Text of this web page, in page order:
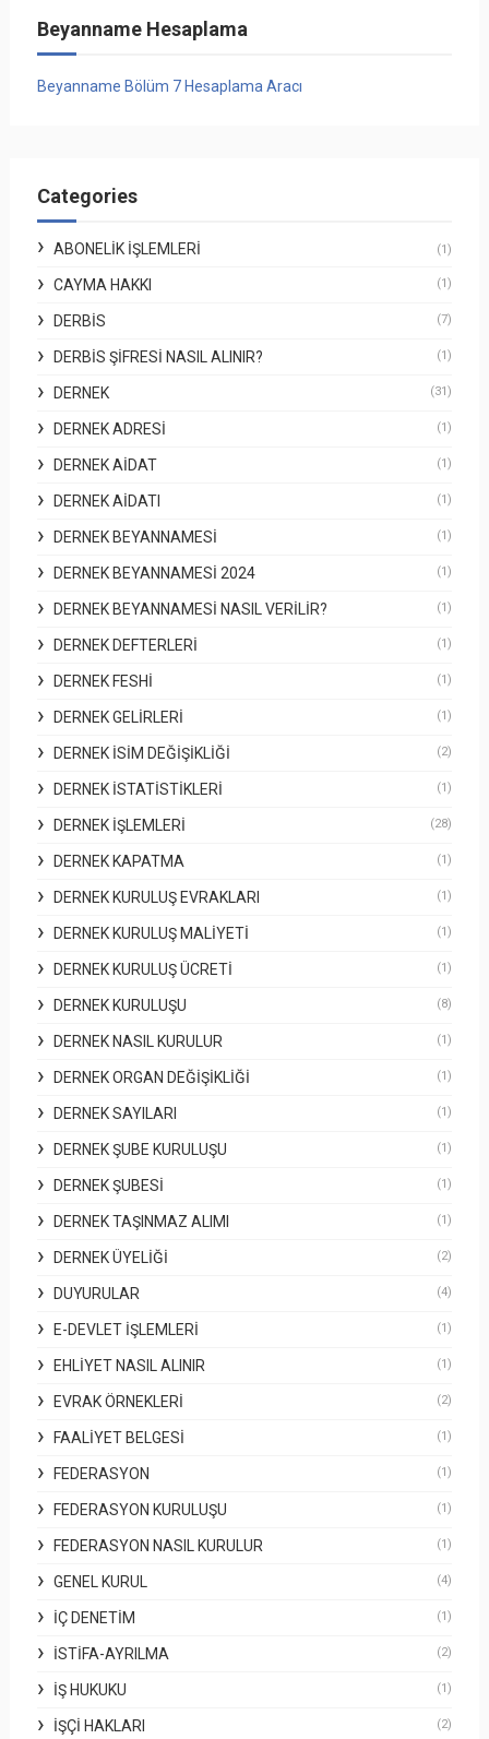
Beyanname Hesaplama
Beyanname Bölüm 7 Hesaplama Aracı
Categories
ABONELIK İŞLEMLERI (1)
CAYMA HAKKI (1)
DERBİS (7)
DERBİS ŞIFRESI NASIL ALINIR? (1)
DERNEK (31)
DERNEK ADRESI (1)
DERNEK AIDAT (1)
DERNEK AIDATI (1)
DERNEK BEYANNAMESI (1)
DERNEK BEYANNAMESI 2024 (1)
DERNEK BEYANNAMESI NASIL VERILIR? (1)
DERNEK DEFTERLERI (1)
DERNEK FESHI (1)
DERNEK GELIRLERI (1)
DERNEK İSIM DEĞIŞIKLIĞI (2)
DERNEK İSTATISTIKLERI (1)
DERNEK İŞLEMLERI (28)
DERNEK KAPATMA (1)
DERNEK KURULUŞ EVRAKLARI (1)
DERNEK KURULUŞ MALIYETI (1)
DERNEK KURULUŞ ÜCRETI (1)
DERNEK KURULUŞU (8)
DERNEK NASIL KURULUR (1)
DERNEK ORGAN DEĞIŞIKLIĞI (1)
DERNEK SAYILARI (1)
DERNEK ŞUBE KURULUŞU (1)
DERNEK ŞUBESI (1)
DERNEK TAŞINMAZ ALIMI (1)
DERNEK ÜYELIĞI (2)
DUYURULAR (4)
E-DEVLET İŞLEMLERI (1)
EHLIYET NASIL ALINIR (1)
EVRAK ÖRNEKLERI (2)
FAALIYET BELGESI (1)
FEDERASYON (1)
FEDERASYON KURULUŞU (1)
FEDERASYON NASIL KURULUR (1)
GENEL KURUL (4)
İÇ DENETIM (1)
İSTIFA-AYRILMA (2)
İŞ HUKUKU (1)
İŞÇI HAKLARI (2)